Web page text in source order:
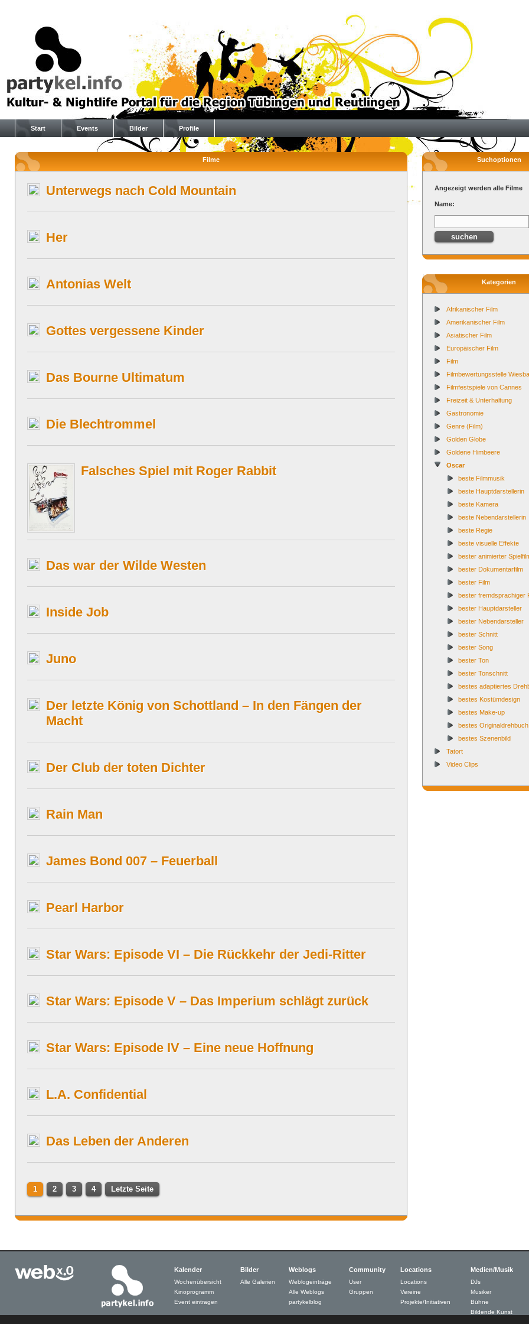
Start Events Bilder Profile
Filme
Unterwegs nach Cold Mountain
Her
Antonias Welt
Gottes vergessene Kinder
Das Bourne Ultimatum
Die Blechtrommel
Falsches Spiel mit Roger Rabbit
Das war der Wilde Westen
Inside Job
Juno
Der letzte König von Schottland – In den Fängen der
Macht
Der Club der toten Dichter
Rain Man
James Bond 007 – Feuerball
Pearl Harbor
Star Wars: Episode VI – Die Rückkehr der Jedi-Ritter
Star Wars: Episode V – Das Imperium schlägt zurück
Star Wars: Episode IV – Eine neue Hoffnung
L.A. Confidential
Das Leben der Anderen
1 2 3 4 Letzte Seite
Suchoptionen
Angezeigt werden alle Filme
Name:
Kategorien
Afrikanischer Film
Amerikanischer Film
Asiatischer Film
Europäischer Film
Film
Filmbewertungsstelle
Filmfestspiele von Cannes
Freizeit & Unterhaltung
Gastronomie
Genre (Film)
Golden Globe
Goldene Himbeere
Oscar
beste Filmmusik
beste Hauptdarstellerin
beste Kamera
beste Nebendarstellerin
beste Regie
beste visuelle Effekte
bester animierter
bester Dokumentarfilm
bester Film
bester fremdsprachiger
bester Hauptdarsteller
bester Nebendarsteller
bester Schnitt
bester Song
bester Ton
bester Tonschnitt
bestes adaptiertes
bestes Kostümdesign
bestes Make-up
bestes Originaldrehbuch
bestes Szenenbild
Tatort
Video Clips
Kalender
Wochenübersicht
Kinoprogramm
Event eintragen
Bilder
Alle Galerien
Weblogs
Weblogeinträge
Alle Weblogs
partykelblog
Community
User
Gruppen
Locations
Locations
Vereine
Projekte/Initiativen
Medien/Musik
DJs
Musiker
Bühne
Bildende Kunst